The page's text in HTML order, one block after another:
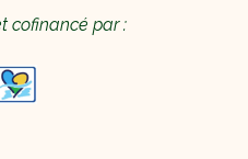
cofinancé par :